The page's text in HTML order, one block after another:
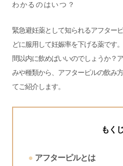
緊急避妊薬として知られるアフター
どに服用して妊娠率を下げる薬です
間以内に飲めばいいのでしょうか？
みや種類から、アフターピルの飲み
てご紹介します。
もく
アフターピルとは